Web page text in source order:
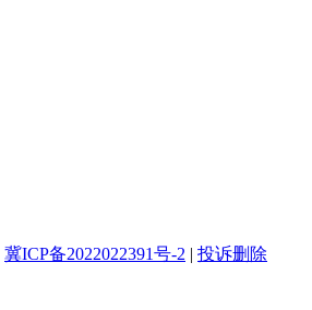
冀ICP备2022022391号-2 | 投诉删除